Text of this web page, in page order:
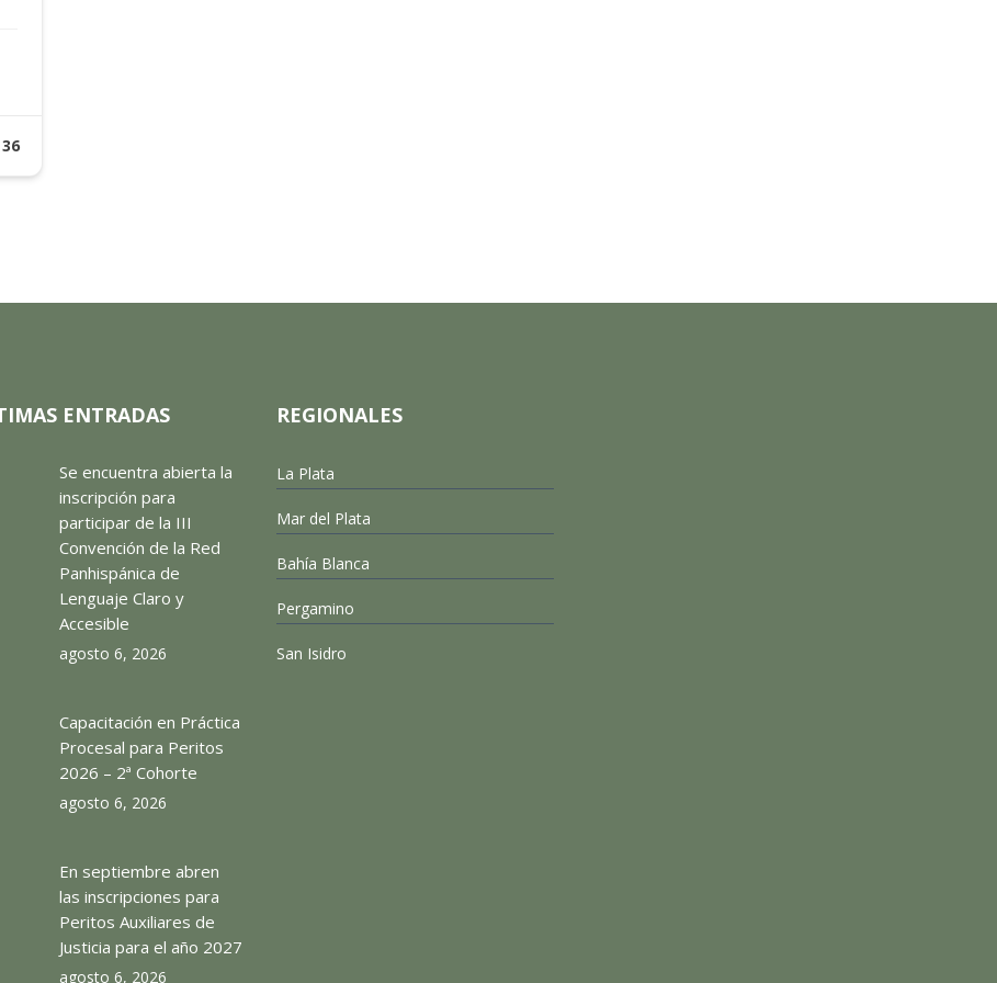
36
ENTRADAS
Se encuentra abierta la
inscripción para
participar de la III
Convención de la Red
Panhispánica de
Lenguaje Claro y
Accesible
agosto 6, 2026
Capacitación en Práctica
Procesal para Peritos
2026 – 2ª Cohorte
agosto 6, 2026
En septiembre abren
las inscripciones para
Peritos Auxiliares de
Justicia para el año 2027
agosto 6, 2026
REGIONALES
La Plata
Mar del Plata
Bahía Blanca
Pergamino
San Isidro